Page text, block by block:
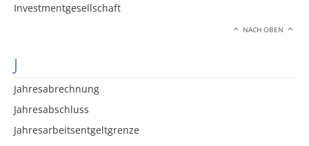
Investmentgesellschaft
NACH OBEN
J
Jahresabrechnung
Jahresabschluss
Jahresarbeitsentgeltgrenze